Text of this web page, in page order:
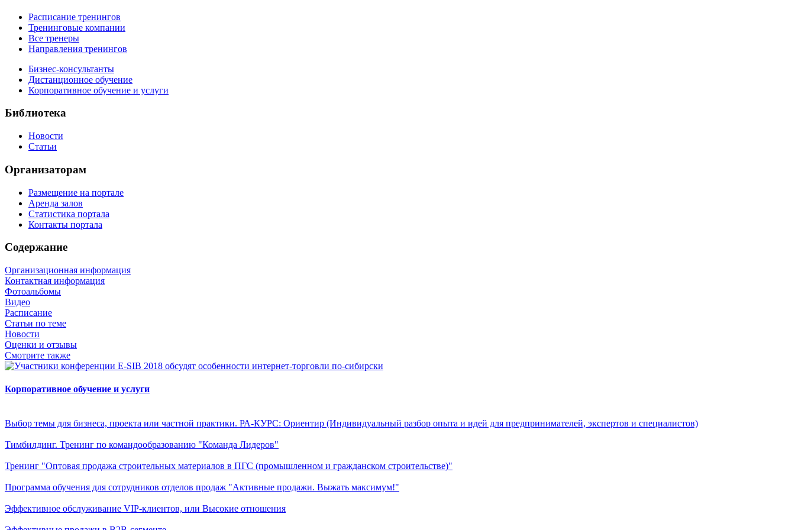
Расписание тренингов
Тренинговые компании
Все тренеры
Направления тренингов
Бизнес-консультанты
Дистанционное обучение
Корпоративное обучение и услуги
Библиотека
Новости
Статьи
Организаторам
Размещение на портале
Аренда залов
Статистика портала
Контакты портала
Содержание
Организационная информация
Контактная информация
Фотоальбомы
Видео
Расписание
Статьи по теме
Новости
Оценки и отзывы
Смотрите также
Корпоративное обучение и услуги
Выбор темы для бизнеса, проекта или частной практики. РА-КУРС: Ориентир (Индивидуальный разбор опыта и идей для предпринимателей, экспертов и специалистов)
Тимбилдинг. Тренинг по командообразованию "Команда Лидеров"
Тренинг "Оптовая продажа строительных материалов в ПГС (промышленном и гражданском строительстве)"
Программа обучения для сотрудников отделов продаж "Активные продажи. Выжать максимум!"
Эффективное обслуживание VIP-клиентов, или Высокие отношения